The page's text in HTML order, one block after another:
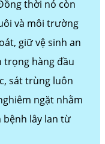
thời nó còn
và môi trường
giữ vệ sinh an
trọng hàng đầu
sát trùng luôn
ngặt nhằm
bệnh lây lan từ